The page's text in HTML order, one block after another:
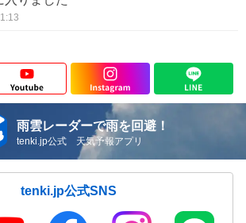
雨雲レーダーで雨を回避！
tenki.jp公式 天気予報アプリ
tenki.jp公式SNS